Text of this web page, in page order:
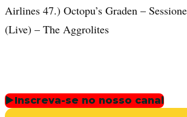
Airlines 47.) Octopu’s Graden –
(Live) – The Aggrolites
▶Inscreva-se no nosso canal